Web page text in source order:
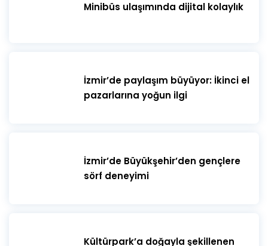
Minibüs ulaşımında dijital kolaylık
İzmir’de paylaşım büyüyor: İkinci el
pazarlarına yoğun ilgi
İzmir’de Büyükşehir’den gençlere
sörf deneyimi
Kültürpark’a doğayla şekillenen